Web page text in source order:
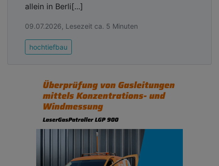
allein in Berli[...]
09.07.2026, Lesezeit ca. 5 Minuten
hochtiefbau